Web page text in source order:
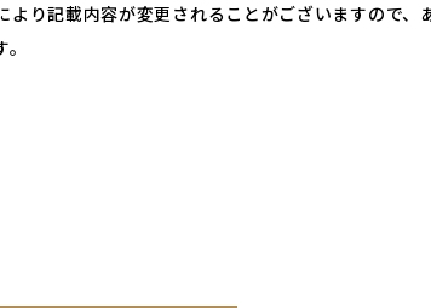
より記載内容が変更されることがございますので、